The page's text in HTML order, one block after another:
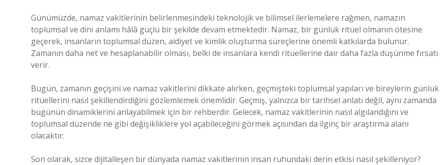
Günümüzde, namaz vakitlerinin belirlenmesindeki teknolojik ve bilimsel ilerlemelere rağmen, namazın
toplumsal ve dini anlamı hâlâ güçlü bir şekilde devam etmektedir. Namaz, bir günlük ritüel olmanın ötesine
geçerek, insanların toplumsal düzen, aidiyet ve kimlik oluşturma süreçlerine önemli katkılarda bulunur.
Zamanın daha net ve hesaplanabilir olması, belki de insanlara kendi ritüellerine dair daha fazla düşünme fırsatı
verir.
Bugün, zamanın geçişini ve namaz vakitlerini dikkate alırken, geçmişteki toplumsal yapıları ve bireylerin günlük
ritüellerini nasıl şekillendirdiğini gözlemlemek önemlidir. Geçmiş, yalnızca bir tarihsel anlatı değil, aynı zamanda
bugünün dinamiklerini anlayabilmek için bir rehberdir. Gelecek, namaz vakitlerinin nasıl algılandığını ve
toplumsal düzende ne gibi değişikliklere yol açabileceğini görmek açısından da ilginç bir araştırma alanı
olacaktır.
Son olarak, sizce dijitalleşen bir dünyada namaz vakitlerinin insan ruhundaki derin etkisi nasıl şekilleniyor?